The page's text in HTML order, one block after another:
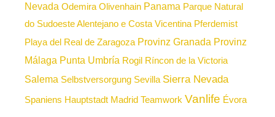
Nevada Odemira Olivenhain Panama Parque Natural
do Sudoeste Alentejano e Costa Vicentina Pferdemist
Playa del Real de Zaragoza Provinz Granada Provinz
Málaga Punta Umbría Rogil Ríncon de la Victoria
Salema Selbstversorgung Sevilla Sierra Nevada
Spaniens Hauptstadt Madrid Teamwork Vanlife Évora